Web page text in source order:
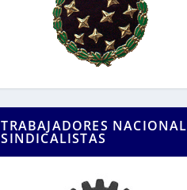
TRABAJADORES NACIONAL
SINDICALISTAS